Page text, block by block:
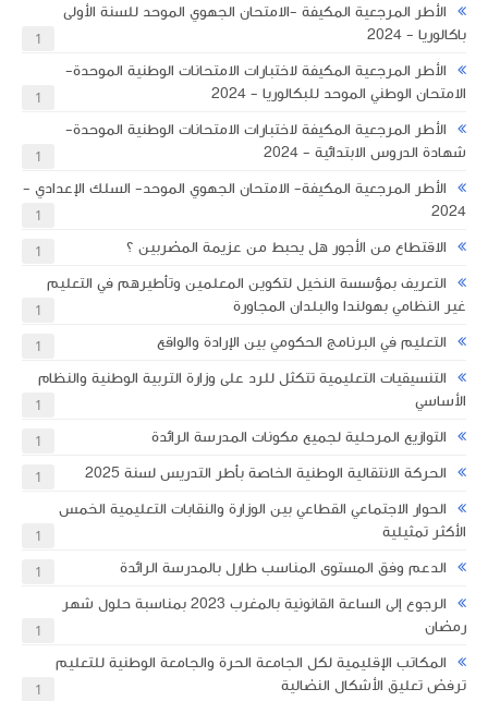
الأطر المرجعية المكيفة -الامتحان الجهوي الموحد للسنة الأولى
باكالوريا - 2024
1
الأطر المرجعية المكيفة لاختبارات الامتحانات الوطنية الموحدة- ​
الامتحان الوطني الموحد للبكالوريا - 2024
1
الأطر المرجعية المكيفة لاختبارات الامتحانات الوطنية الموحدة-
شهادة الدروس الابتدائية - 2024
1
الأطر المرجعية المكيفة- الامتحان الجهوي الموحد- السلك الإعدادي -
2024
1
الاقتطاع من الأجور هل يحبط من عزيمة المضربين ؟ 1
التعريف بمؤسسة النخيل لتكوين المعلمين وتأطيرهم في التعليم
غير النظامي بهولندا والبلدان المجاورة
1
التعليم في البرنامج الحكومي بين الإرادة والواقع 1
التنسيقيات التعليمية تتكثل للرد على وزارة التربية الوطنية والنظام
الأساسي
1
التوازيع المرحلية لجميع مكونات المدرسة الرائدة 1
الحركة الانتقالية الوطنية الخاصة بأطر التدريس لسنة 2025 1
الحوار الاجتماعي القطاعي بين الوزارة والنقابات التعليمية الخمس
الأكثر تمثيلية
1
الدعم وفق المستوى المناسب طارل بالمدرسة الرائدة 1
الرجوع إلى الساعة القانونية بالمغرب 2023 بمناسبة حلول شهر
رمضان
1
المكاتب الإقليمية لكل الجامعة الحرة والجامعة الوطنية للتعليم
ترفض تعليق الأشكال النضالية
1